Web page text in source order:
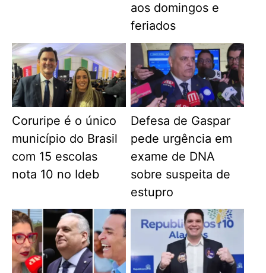
aos domingos e
feriados
Coruripe é o único
município do Brasil
com 15 escolas
nota 10 no Ideb
Defesa de Gaspar
pede urgência em
exame de DNA
sobre suspeita de
estupro